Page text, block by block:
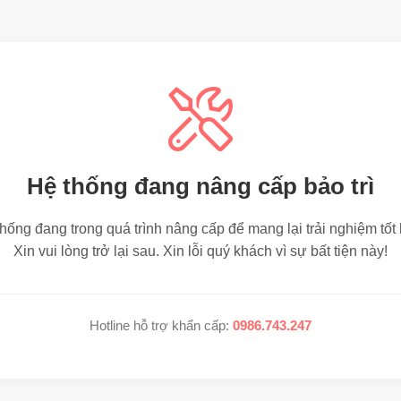
Hệ thống đang nâng cấp bảo trì
đang trong quá trình nâng cấp để mang lại trải nghiệm tốt
Xin vui lòng trở lại sau. Xin lỗi quý khách vì sự bất tiện này!
Hotline hỗ trợ khẩn cấp: 0986.743.247